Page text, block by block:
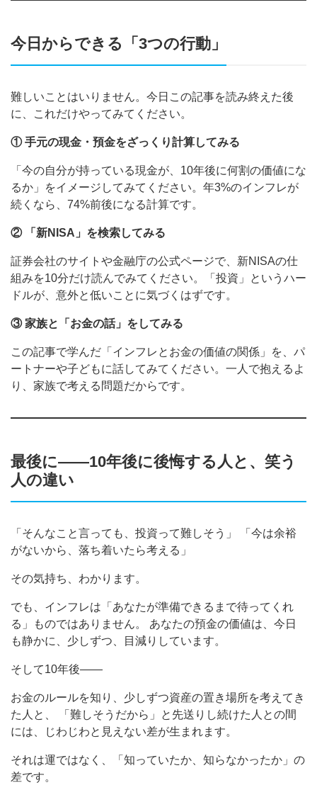
今日からできる「3つの行動」
難しいことはいりません。今日この記事を読み終えた後
に、これだけやってみてください。
① 手元の現金・預金をざっくり計算してみる
「今の自分が持っている現金が、10年後に何割の価値にな
るか」をイメージしてみてください。年3%のインフレが
続くなら、74%前後になる計算です。
② 「新NISA」を検索してみる
証券会社のサイトや金融庁の公式ページで、新NISAの仕
組みを10分だけ読んでみてください。「投資」というハー
ドルが、意外と低いことに気づくはずです。
③ 家族と「お金の話」をしてみる
この記事で学んだ「インフレとお金の価値の関係」を、パ
ートナーや子どもに話してみてください。一人で抱えるよ
り、家族で考える問題だからです。
最後に——10年後に後悔する人と、笑う
人の違い
「そんなこと言っても、投資って難しそう」 「今は余裕
がないから、落ち着いたら考える」
その気持ち、わかります。
でも、インフレは「あなたが準備できるまで待ってくれ
る」ものではありません。 あなたの預金の価値は、今日
も静かに、少しずつ、目減りしています。
そして10年後——
お金のルールを知り、少しずつ資産の置き場所を考えてき
た人と、 「難しそうだから」と先送りし続けた人との間
には、じわじわと見えない差が生まれます。
それは運ではなく、「知っていたか、知らなかったか」の
差です。